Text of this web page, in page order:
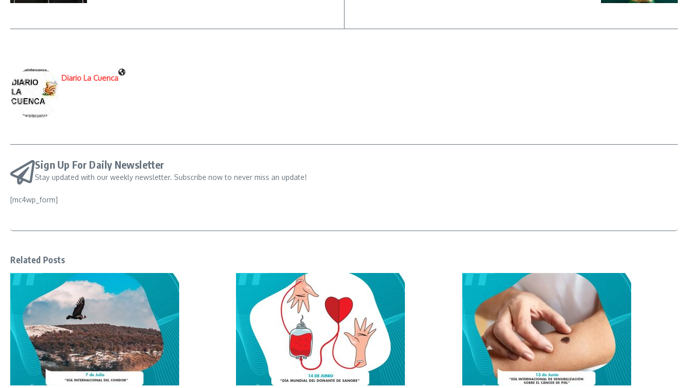
Diario La Cuenca
Sign Up For Daily Newsletter
Stay updated with our weekly newsletter. Subscribe now to never miss an update!
[mc4wp_form]
Related Posts